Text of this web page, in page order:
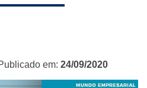
em: 24/09/2020